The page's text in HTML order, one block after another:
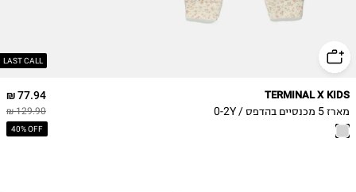
LAST CALL
77.94 ₪
129.90 ₪
40% OFF
TERMINAL X KIDS
מארז 5 מכנסיים בהדפס / 0-2Y